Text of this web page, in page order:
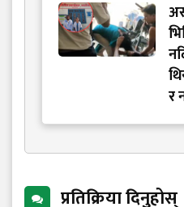
र
प्रतिक्रिया दिनुहोस्